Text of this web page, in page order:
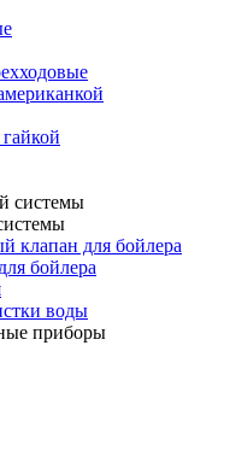
клапан для бойлера
бойлера
воды
приборы